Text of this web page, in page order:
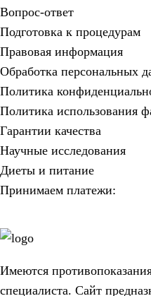
Вопрос-ответ
Подготовка к процедурам
Правовая информация
Обработка персональных
Политика
Политика использования
Гарантии качества
Научные исследования
Диеты и питание
Принимаем платежи:
Имеются
специалиста. Сайт